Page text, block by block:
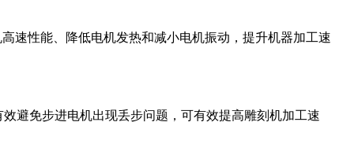
速性能、降低电机发热和减小电机振动，提升机器加工速
避免步进电机出现丢步问题，可有效提高雕刻机加工速